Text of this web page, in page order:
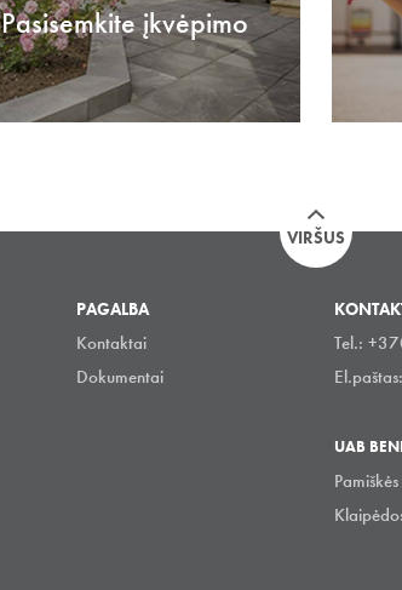
Pasisemkite įkvėpimo
VIRŠUS
PAGALBA
Kontaktai
Dokumentai
Tel.:
El.paštas:
UAB